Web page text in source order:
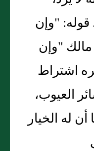
قوله: "وإن
"وإن
اشتراط
العيوب،
أن له الخيار